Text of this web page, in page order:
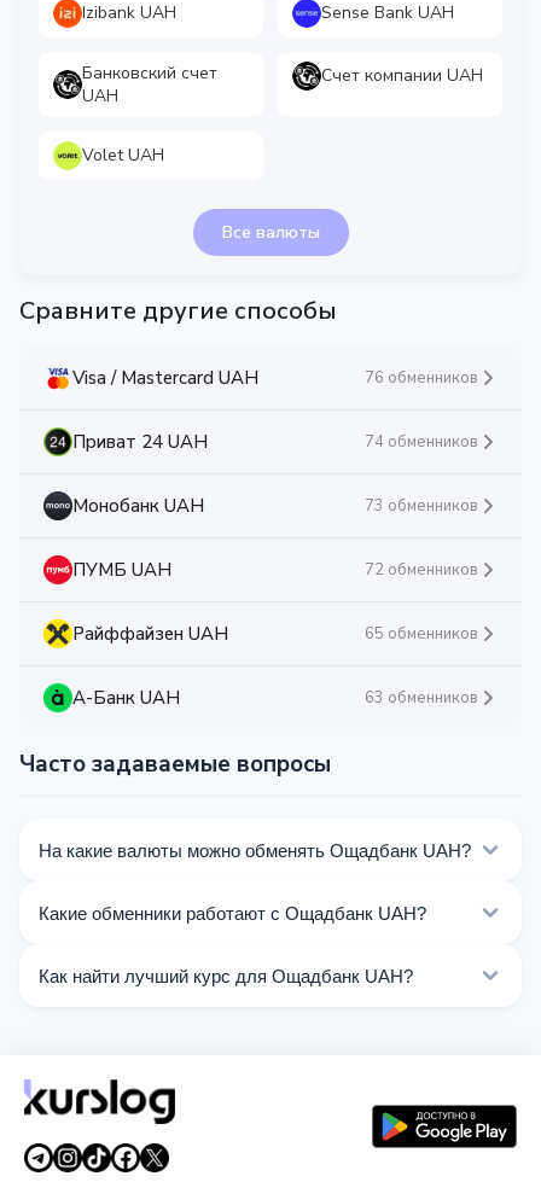
Izibank UAH Sense Bank UAH
Банковский счет
UAH
Счет компании UAH
Volet UAH
Все валюты
Сравните другие способы
Visa / Mastercard UAH 76 обменников
Приват 24 UAH 74 обменников
Монобанк UAH 73 обменников
ПУМБ UAH 72 обменников
Райффайзен UAH 65 обменников
А-Банк UAH 63 обменников
Часто задаваемые вопросы
На какие валюты можно обменять Ощадбанк UAH?
Ощадбанк UAH. Выберите нужное направление из
Какие обменники работают с Ощадбанк UAH?
операции с Ощадбанк UAH.
Как найти лучший курс для Ощадбанк UAH?
реальном времени.